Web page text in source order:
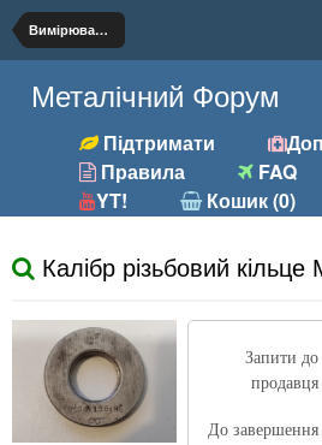
Вимірювальний інструмент
Металічний Форум
Підтримати
Правила
FAQ
YT!
Кошик (0)
Калібр різьбовий
Запити до
продавця
До завершення